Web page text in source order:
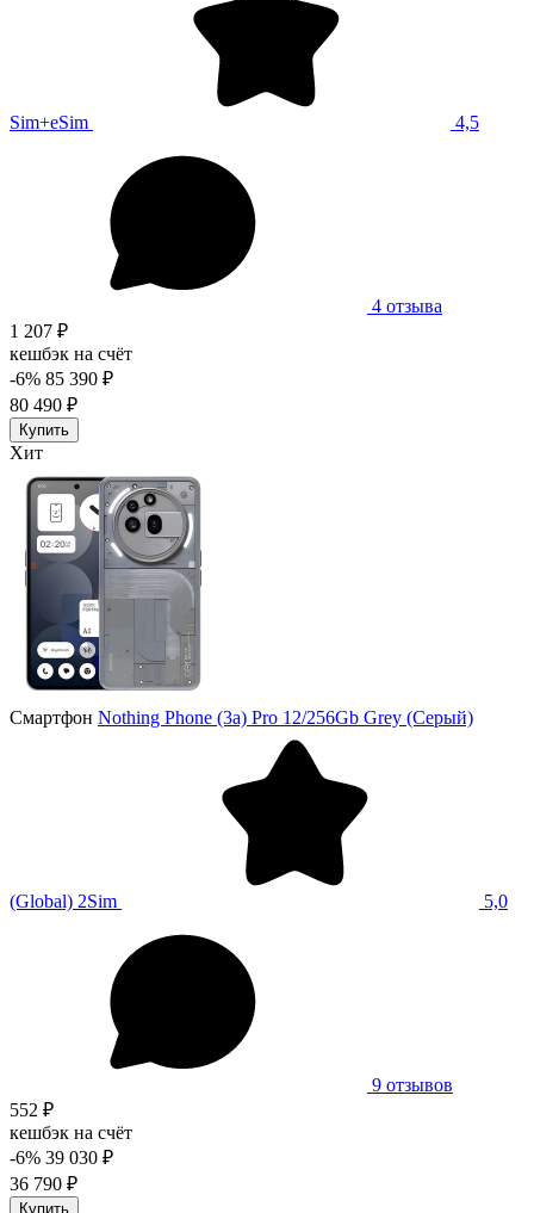
Sim+eSim 4,5
4 отзыва
1 207 ₽
кешбэк на счёт
-6% 85 390 ₽
80 490 ₽
Купить
Хит
Смартфон Nothing Phone (3a) Pro 12/256Gb Grey (Серый)
(Global) 2Sim 5,0
9 отзывов
552 ₽
кешбэк на счёт
-6% 39 030 ₽
36 790 ₽
Купить